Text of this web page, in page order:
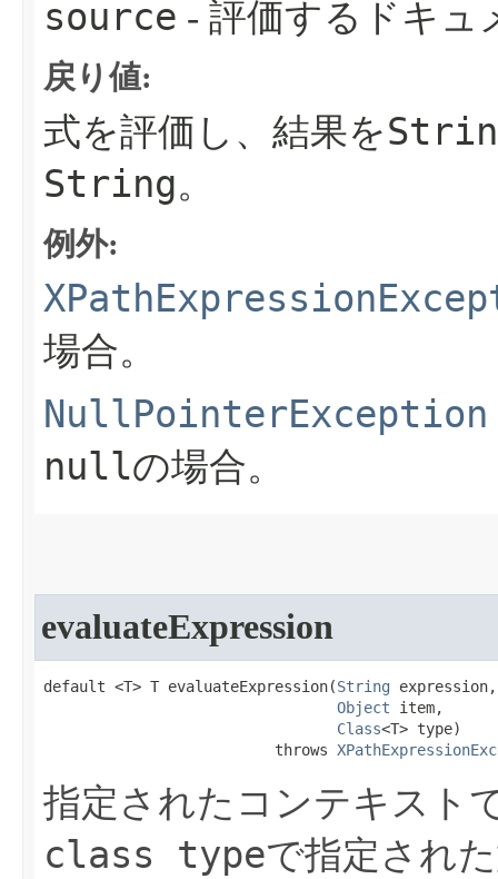
source - 評価するドキュ
戻り値:
式を評価し、結果を
String。
例外:
場合。
NullPointerException
nullの場合。
evaluateExpression
default <T> T evaluateExpression​(String expression,
Object item,
Class<T> type)
                          throws
指定されたコンテキスト
class typeで指定され